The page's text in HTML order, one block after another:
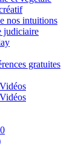
nos intuitions
judiciaire
gratuites